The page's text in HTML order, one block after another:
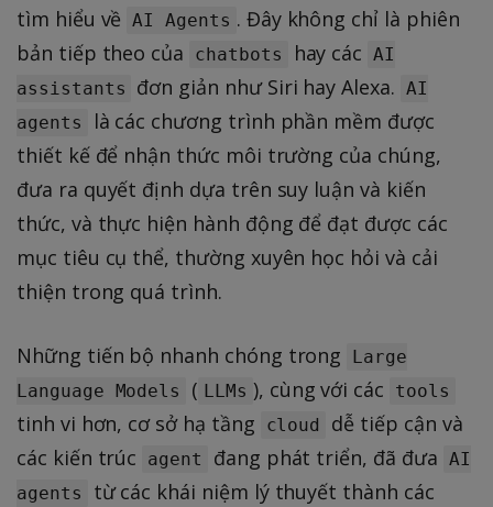
tìm hiểu về AI Agents . Đây không chỉ là phiên
bản tiếp theo của
chatbots hay các AI
assistants
đơn giản như Siri hay Alexa. AI
agents
là các chương trình phần mềm được
thiết kế để nhận thức môi trường của chúng,
đưa ra quyết định dựa trên suy luận và kiến
thức, và thực hiện hành động để đạt được các
mục tiêu cụ thể, thường xuyên học hỏi và cải
thiện trong quá trình.
Những tiến bộ nhanh chóng trong
Large
Language Models
( LLMs ), cùng với các tools
tinh vi hơn, cơ sở hạ tầng cloud
dễ tiếp cận và
các kiến trúc
agent đang phát triển, đã đưa AI
agents
từ các khái niệm lý thuyết thành các